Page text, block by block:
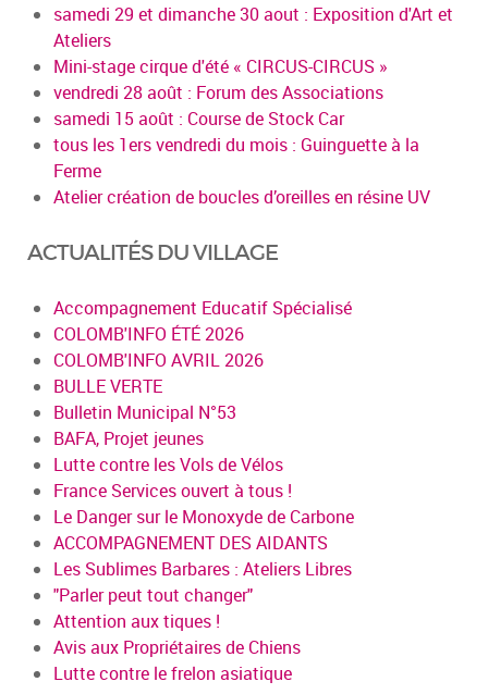
samedi 29 et dimanche 30 aout : Exposition d'Art et
Ateliers
Mini-stage cirque d'été « CIRCUS-CIRCUS »
vendredi 28 août : Forum des Associations
samedi 15 août : Course de Stock Car
tous les 1ers vendredi du mois : Guinguette à la
Ferme
Atelier création de boucles d’oreilles en résine UV
ACTUALITÉS DU VILLAGE
Accompagnement Educatif Spécialisé
COLOMB'INFO ÉTÉ 2026
COLOMB'INFO AVRIL 2026
BULLE VERTE
Bulletin Municipal N°53
BAFA, Projet jeunes
Lutte contre les Vols de Vélos
France Services ouvert à tous !
Le Danger sur le Monoxyde de Carbone
ACCOMPAGNEMENT DES AIDANTS
Les Sublimes Barbares : Ateliers Libres
"Parler peut tout changer"
Attention aux tiques !
Avis aux Propriétaires de Chiens
Lutte contre le frelon asiatique